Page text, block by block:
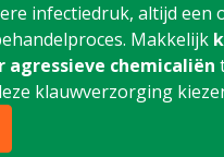
infectiedruk, altijd een
Makkelijk
agressieve chemicaliën
klauwverzorging